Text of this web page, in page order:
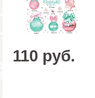
110 руб.